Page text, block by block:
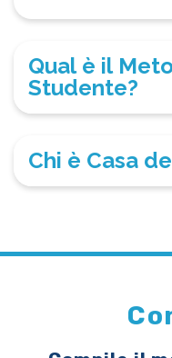
Qual è il
Studente?
Chi è Casa